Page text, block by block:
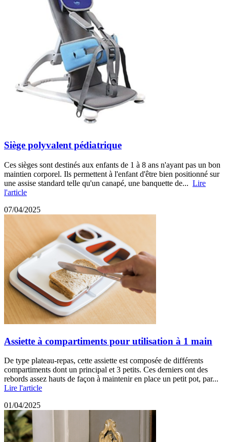
Siège polyvalent pédiatrique
Ces sièges sont destinés aux enfants de 1 à 8 ans n'ayant pas un bon
maintien corporel. Ils permettent à l'enfant d'être bien positionné sur
une assise standard telle qu'un canapé, une banquette de... Lire
l'article
07/04/2025
Assiette à compartiments pour utilisation à 1 main
De type plateau-repas, cette assiette est composée de différents
compartiments dont un principal et 3 petits. Ces derniers ont des
rebords assez hauts de façon à maintenir en place un petit pot, par...
Lire l'article
01/04/2025